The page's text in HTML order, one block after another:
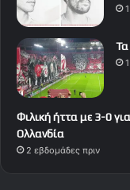
Τα
Φιλική ήττα με 3-0
Ολλανδία
2 εβδομάδες πριν